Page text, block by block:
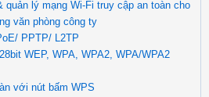
quản lý mạng Wi-Fi truy cập an toàn cho
văn phòng công ty
PPTP/ L2TP
WEP, WPA, WPA2, WPA/WPA2
với nút bấm WPS